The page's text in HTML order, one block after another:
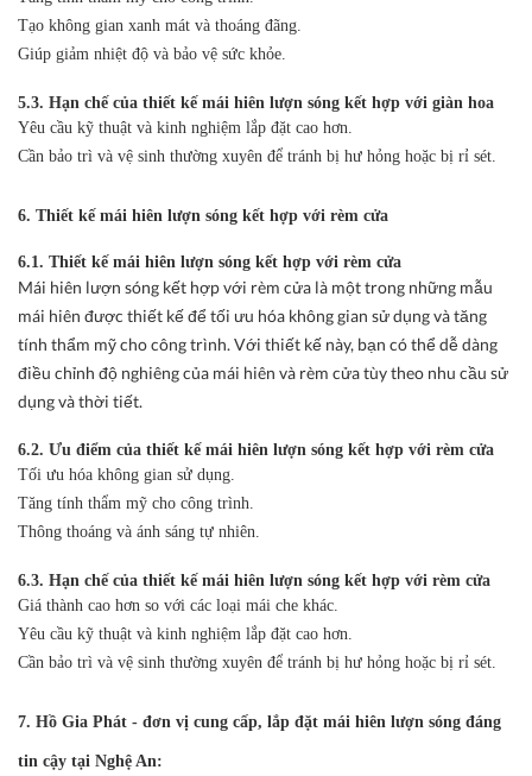
Tạo không gian xanh mát và thoáng đãng.
Giúp giảm nhiệt độ và bảo vệ sức khỏe.
5.3. Hạn chế của thiết kế mái hiên lượn sóng kết hợp với giàn hoa
Yêu cầu kỹ thuật và kinh nghiệm lắp đặt cao hơn.
Cần bảo trì và vệ sinh thường xuyên để tránh bị hư hỏng hoặc bị rỉ sét.
6. Thiết kế mái hiên lượn sóng kết hợp với rèm cửa
6.1. Thiết kế mái hiên lượn sóng kết hợp với rèm cửa
Mái hiên lượn sóng kết hợp với rèm cửa là một trong những mẫu
mái hiên được thiết kế để tối ưu hóa không gian sử dụng và tăng
tính thẩm mỹ cho công trình. Với thiết kế này, bạn có thể dễ dàng
điều chỉnh độ nghiêng của mái hiên và rèm cửa tùy theo nhu cầu sử
dụng và thời tiết.
6.2. Ưu điểm của thiết kế mái hiên lượn sóng kết hợp với rèm cửa
Tối ưu hóa không gian sử dụng.
Tăng tính thẩm mỹ cho công trình.
Thông thoáng và ánh sáng tự nhiên.
6.3. Hạn chế của thiết kế mái hiên lượn sóng kết hợp với rèm cửa
Giá thành cao hơn so với các loại mái che khác.
Yêu cầu kỹ thuật và kinh nghiệm lắp đặt cao hơn.
Cần bảo trì và vệ sinh thường xuyên để tránh bị hư hỏng hoặc bị rỉ sét.
7. Hồ Gia Phát - đơn vị cung cấp, lắp đặt mái hiên lượn sóng đáng
tin cậy tại Nghệ An: